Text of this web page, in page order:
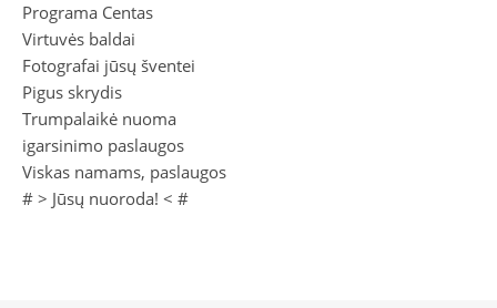
Programa Centas
Virtuvės baldai
Fotografai jūsų šventei
Pigus skrydis
Trumpalaikė nuoma
igarsinimo paslaugos
Viskas namams, paslaugos
# > Jūsų nuoroda! < #